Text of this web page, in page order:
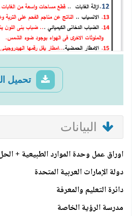
تحميل
البيانات
اوراق عمل وحدة الموارد الطبيعية +
دولة الإمارات العربية المتحدة
دائرة التعليم والمعرفة
مدرسة الرؤية الخاصة